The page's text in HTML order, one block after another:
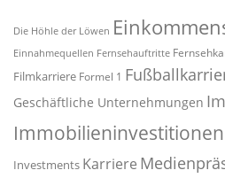
Die Höhle der Löwen
Einnahmequellen Fernsehauftritte
Filmkarriere Formel 1
Geschäftliche Unternehmungen
Immobilieninvestitionen
Investments Karriere